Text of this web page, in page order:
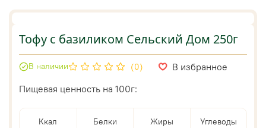
Тофу с базиликом Сельский Дом 250г
(0) В избранное
В наличии
Пищевая ценность на 100г:
Ккал Белки Жиры Углеводы